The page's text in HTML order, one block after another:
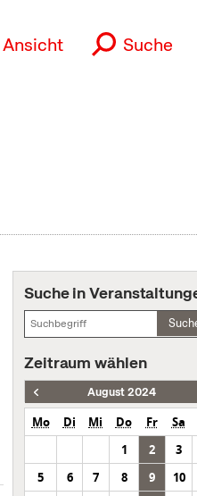
Ansicht Suche
Suche in
Zeitraum wählen
August 2024
Mo Di Mi Do Fr Sa
1
2 3
5
6 7 8 9 10